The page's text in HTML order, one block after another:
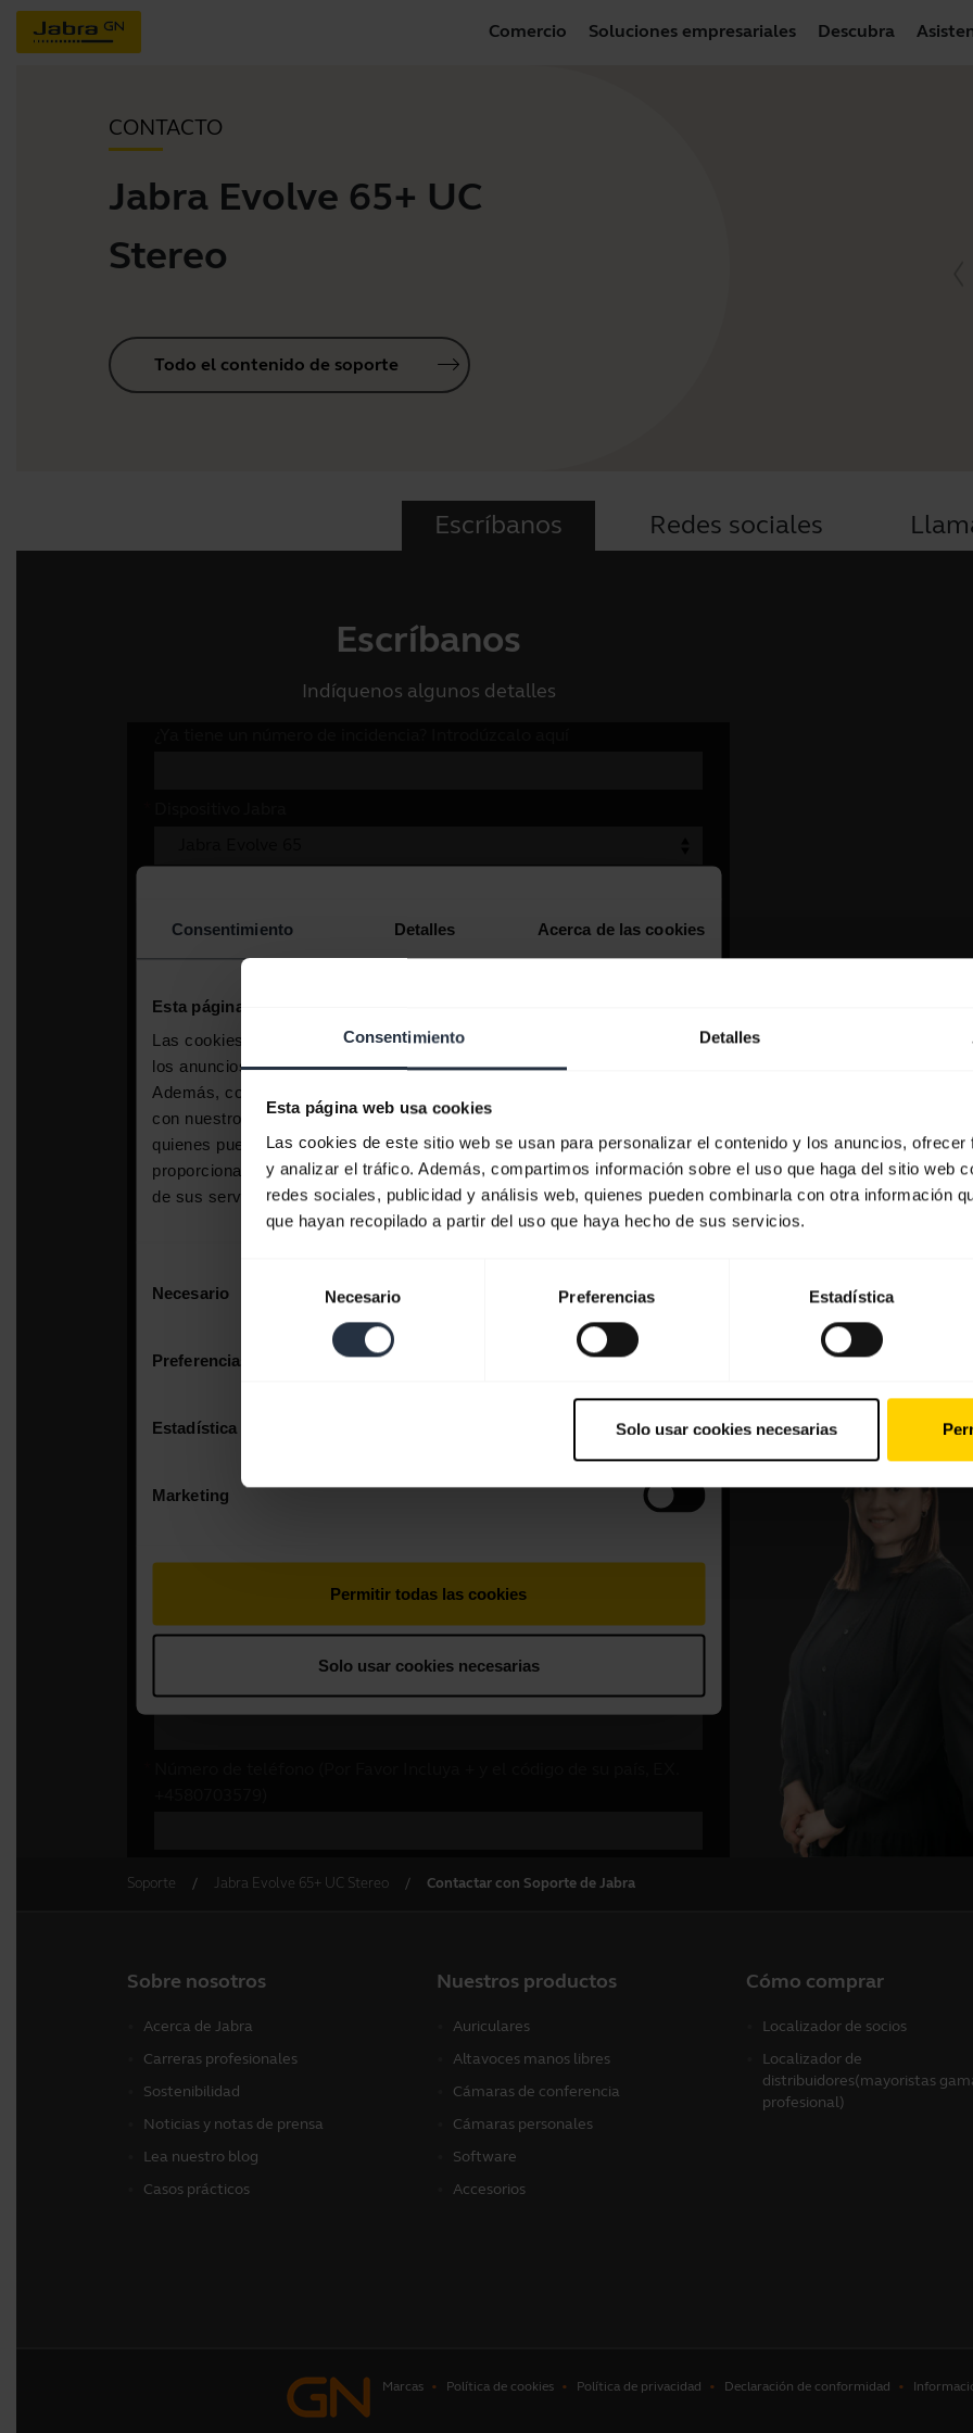
Consentimiento Detalles
Esta página web usa cookies
Las cookies de este sitio web se usan para personalizar el contenido y los anuncios,
y analizar el tráfico. Además, compartimos información sobre el uso que haga del sitio web
redes sociales, publicidad y análisis web, quienes pueden combinarla con otra información
que hayan recopilado a partir del uso que haya hecho de sus servicios.
consentimiento
Necesario Preferencias Estadística
Solo usar cookies necesarias
Comercio Soluciones empresariales Descubra
CONTACTO
Jabra Evolve 65+ UC
Stereo
Todo el contenido de soporte
Escríbanos Redes sociales
Escríbanos
Indíquenos algunos detalles
Soporte Jabra Evolve 65+ UC Stereo Contactar con Soporte de Jabra
Sobre nosotros
Acerca de Jabra
Carreras profesionales
Sostenibilidad
Noticias y notas de prensa
Lea nuestro blog
Casos prácticos
Nuestros productos
Auriculares
Altavoces manos libres
Cámaras de conferencia
Cámaras personales
Software
Accesorios
Cómo comprar
Localizador de socios
Localizador de
distribuidores(mayoristas
profesional)
Marcas Política de cookies Política de privacidad Declaración de conformidad